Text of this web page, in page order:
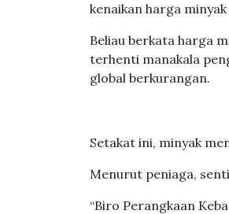
kenaikan harga
Beliau berkata harga
terhenti manakala
global berkurangan.
Setakat ini, minyak
Menurut peniaga,
“Biro Perangkaan